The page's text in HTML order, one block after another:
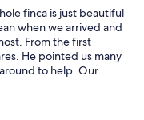
finca is just beautiful
when we arrived and
From the first
He pointed us many
to help. Our
There are many